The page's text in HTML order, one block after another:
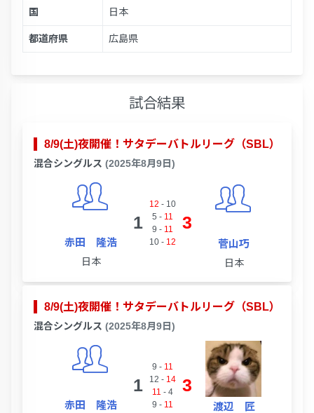
国 日本
都道府県 広島県
試合結果
8/9(土)夜開催！サタデーバトルリーグ（SBL）
混合シングルス (2025年8月9日)
赤田 隆浩
日本
1
12 - 10
5 - 11
9 - 11
10- 12
3
菅山巧
日本
8/9(土)夜開催！サタデーバトルリーグ（SBL）
混合シングルス (2025年8月9日)
赤田 隆浩
1
9 - 11
12 - 14
11 - 4
9 - 11
3
渡辺 匠